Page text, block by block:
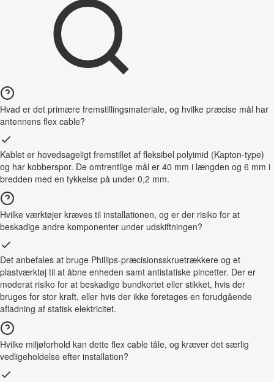
Hvad er det primære fremstillingsmateriale, og hvilke præcise mål har
antennens flex cable?
Kablet er hovedsageligt fremstillet af fleksibel polyimid (Kapton-type)
og har kobberspor. De omtrentlige mål er 40 mm i længden og 6 mm i
bredden med en tykkelse på under 0,2 mm.
Hvilke værktøjer kræves til installationen, og er der risiko for at
beskadige andre komponenter under udskiftningen?
Det anbefales at bruge Phillips-præcisionsskruetrækkere og et
plastværktøj til at åbne enheden samt antistatiske pincetter. Der er
moderat risiko for at beskadige bundkortet eller stikket, hvis der
bruges for stor kraft, eller hvis der ikke foretages en forudgående
afladning af statisk elektricitet.
Hvilke miljøforhold kan dette flex cable tåle, og kræver det særlig
vedligeholdelse efter installation?